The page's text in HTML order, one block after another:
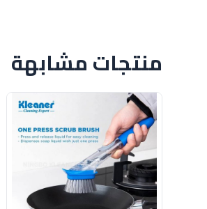
منتجات مشابهة